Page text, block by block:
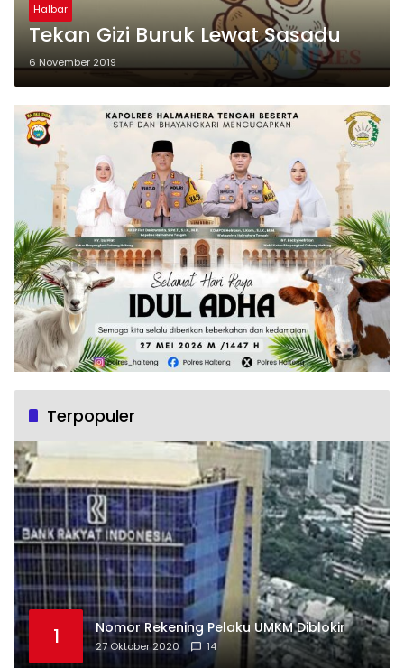
Halbar
Tekan Gizi Buruk Lewat Sasadu
6 November 2019
Terpopuler
1 Nomor Rekening Pelaku UMKM Diblokir
27 Oktober 2020 14